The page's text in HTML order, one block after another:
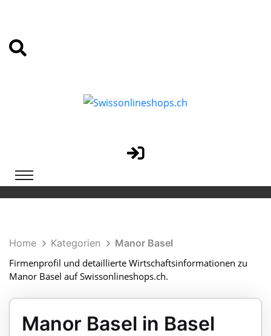
Home Kategorien
Manor Basel
Firmenprofil und detaillierte Wirtschaftsinformationen zu
Manor Basel auf Swissonlineshops.ch.
Manor Basel in Basel